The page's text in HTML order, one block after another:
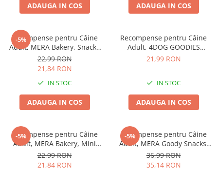
ADAUGA IN COS ADAUGA IN COS
-5%
Recompense pentru Câine
Adult, MERA Bakery, Snacky
Mix, Biscuiți, Pește și Carne,
1kg
22,99 RON
21,84 RON
IN STOC
ADAUGA IN COS
Recompense pentru Câine
Adult, 4DOG GOODIES
Trainer, Mix, 500g
21,99 RON
IN STOC
ADAUGA IN COS
-5%
Recompense pentru Câine
Adult, MERA Bakery, Mini
Rulouri, Pui, Vită și Pește, 1kg
22,99 RON
21,84 RON
-5%
Recompense pentru Câine
Adult, MERA Goody Snacks,
Somon și Orez, 600g
36,99 RON
35,14 RON